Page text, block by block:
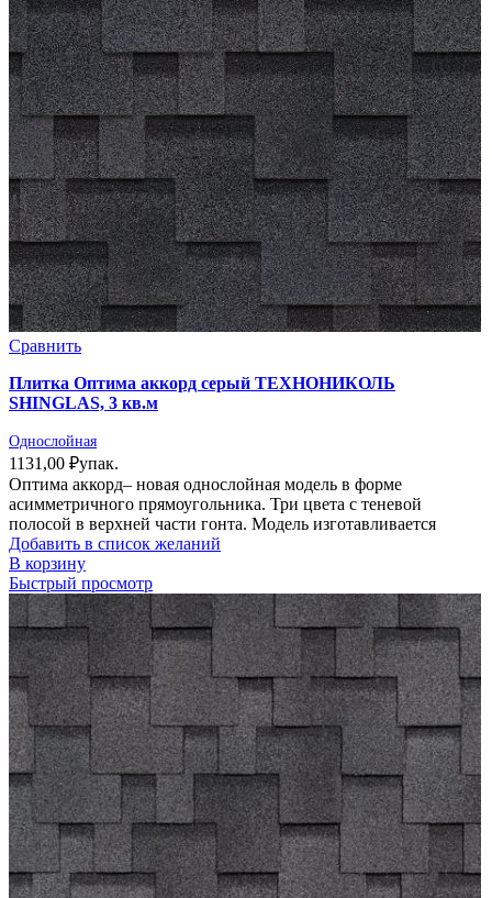
Сравнить
Плитка Оптима аккорд серый ТЕХНОНИКОЛЬ
SHINGLAS, 3 кв.м
Однослойная
1131,00 ₽упак.
Оптима аккорд– новая однослойная модель в форме
асимметричного прямоугольника. Три цвета с теневой
полосой в верхней части гонта. Модель изготавливается
Добавить в список желаний
В корзину
Быстрый просмотр